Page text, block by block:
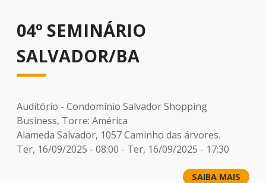
04º SEMINÁRIO
SALVADOR/BA
Auditório - Condomínio Salvador Shopping
Business, Torre: América
Alameda Salvador, 1057 Caminho das árvores.
Ter, 16/09/2025 - 08:00 - Ter, 16/09/2025 - 17:30
SAIBA MAIS